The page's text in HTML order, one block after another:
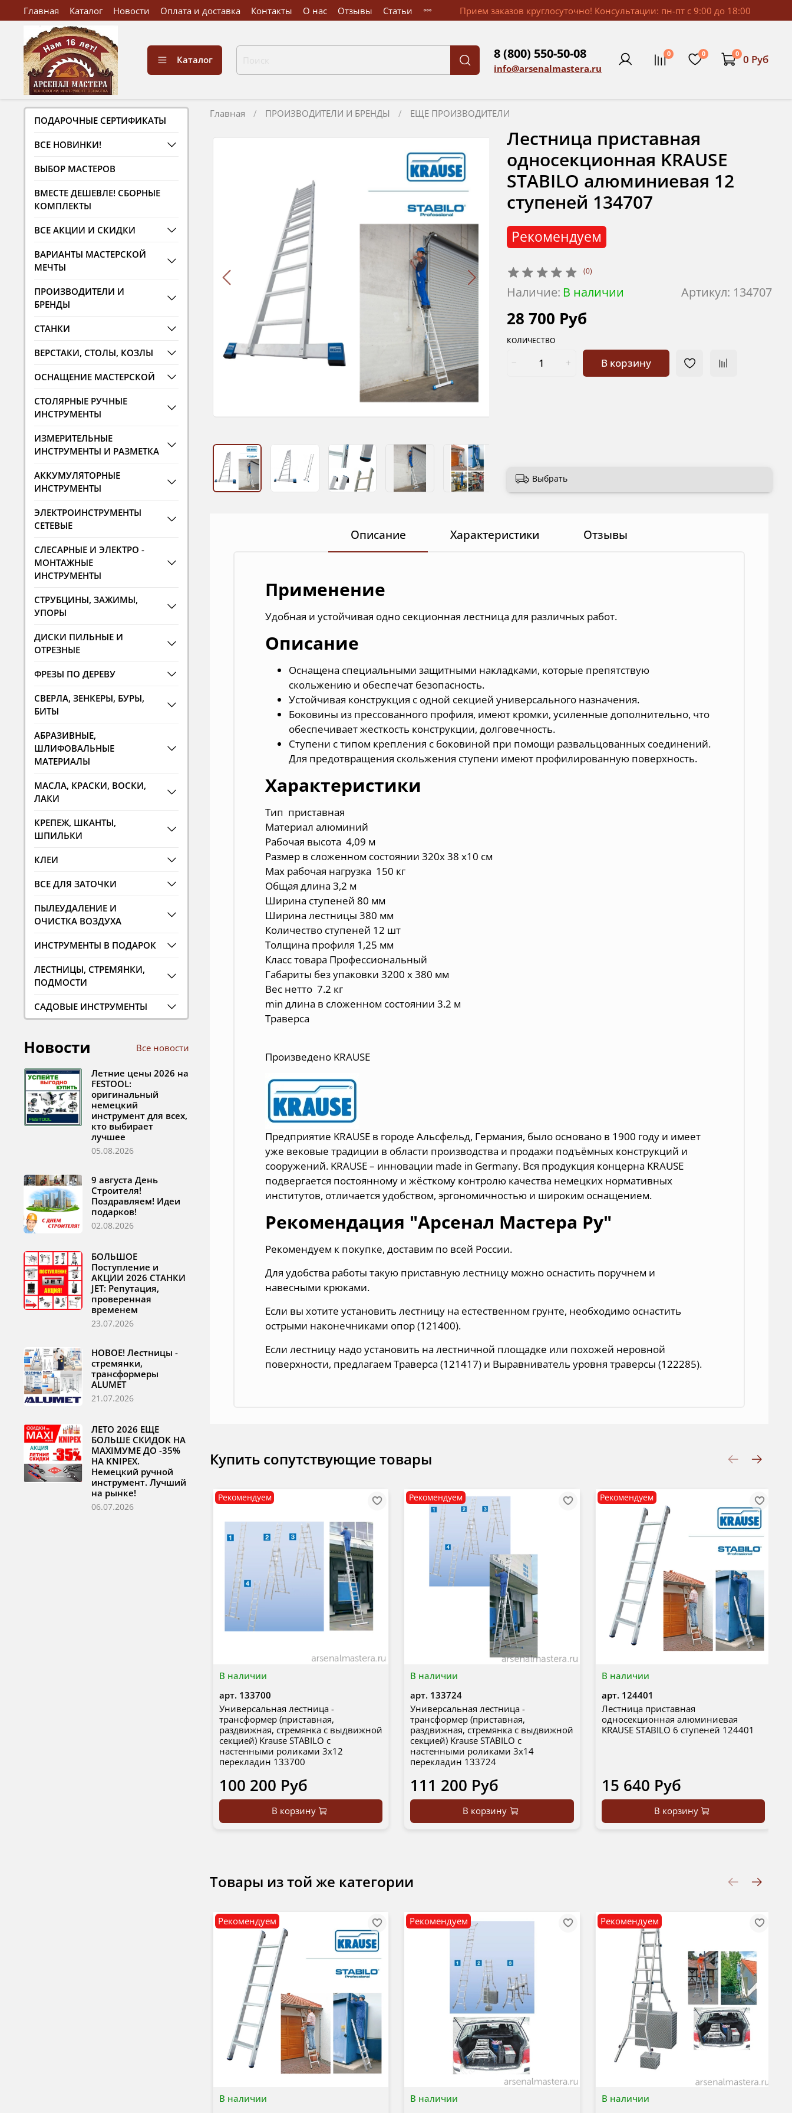
Главная Каталог Новости Оплата и доставка Контакты О нас Отзывы Статьи Прием заказов круглосуточно! Консультации: пн-пт с 9:00 до 18:00
Каталог 8 (800) 550-50-08
info@arsenalmastera.ru
0 0 0 0 Руб
Главная ПРОИЗВОДИТЕЛИ И БРЕНДЫ ЕЩЕ ПРОИЗВОДИТЕЛИ
(0)
Артикул: 134707
Наличие: В наличии
Рекомендуем
Лестница приставная
односекционная KRAUSE
STABILO алюминиевая 12
ступеней 134707
28 700 Руб
КОЛИЧЕСТВО
В корзину
Выбрать
Описание Характеристики Отзывы
Применение
Удобная и устойчивая одно секционная лестница для различных работ.
Описание
Оснащена специальными защитными накладками, которые препятствую
скольжению и обеспечат безопасность.
Устойчивая конструкция с одной секцией универсального назначения.
Боковины из прессованного профиля, имеют кромки, усиленные дополнительно, что
обеспечивает жесткость конструкции, долговечность.
Ступени с типом крепления с боковиной при помощи развальцованных соединений.
Для предотвращения скольжения ступени имеют профилированную поверхность.
Характеристики
Тип приставная
Материал алюминий
Рабочая высота 4,09 м
Размер в сложенном состоянии 320х 38 х10 см
Max рабочая нагрузка 150 кг
Общая длина 3,2 м
Ширина ступеней 80 мм
Ширина лестницы 380 мм
Количество ступеней 12 шт
Толщина профиля 1,25 мм
Класс товара Профессиональный
Габариты без упаковки 3200 х 380 мм
Вес нетто 7.2 кг
min длина в сложенном состоянии 3.2 м
Траверса
Произведено KRAUSE
Предприятие KRAUSE в городе Альсфельд, Германия, было основано в 1900 году и имеет
уже вековые традиции в области производства и продажи подъёмных конструкций и
сооружений. KRAUSE – инновации made in Germany. Вся продукция концерна KRAUSE
подвергается постоянному и жёсткому контролю качества немецких нормативных
институтов, отличается удобством, эргономичностью и широким оснащением.
Рекомендация "Арсенал Мастера Ру"
Рекомендуем к покупке, доставим по всей России.
Для удобства работы такую приставную лестницу можно оснастить поручнем и
навесными крюками.
Если вы хотите установить лестницу на естественном грунте, необходимо оснастить
острыми наконечниками опор (121400).
Если лестницу надо установить на лестничной площадке или похожей неровной
поверхности, предлагаем Траверса (121417) и Выравниватель уровня траверсы (122285).
Купить сопутствующие товары
В наличии
Рекомендуем
арт. 133700
Универсальная лестница -
трансформер (приставная,
раздвижная, стремянка с выдвижной
секцией) Krause STABILO с
настенными роликами 3х12
перекладин 133700
100 200 Руб
В корзину
В наличии
Рекомендуем
арт. 133724
Универсальная лестница -
трансформер (приставная,
раздвижная, стремянка с выдвижной
секцией) Krause STABILO с
настенными роликами 3х14
перекладин 133724
111 200 Руб
В корзину
В наличии
Рекомендуем
арт. 124401
Лестница приставная
односекционная алюминиевая
KRAUSE STABILO 6 ступеней 124401
15 640 Руб
В корзину
Товары из той же категории
В наличии
Рекомендуем
В наличии
Рекомендуем
В наличии
Рекомендуем
ПОДАРОЧНЫЕ СЕРТИФИКАТЫ
ВСЕ НОВИНКИ!
ВЫБОР МАСТЕРОВ
ВМЕСТЕ ДЕШЕВЛЕ! СБОРНЫЕ
КОМПЛЕКТЫ
ВСЕ АКЦИИ И СКИДКИ
ВАРИАНТЫ МАСТЕРСКОЙ
МЕЧТЫ
ПРОИЗВОДИТЕЛИ И
БРЕНДЫ
СТАНКИ
ВЕРСТАКИ, СТОЛЫ, КОЗЛЫ
ОСНАЩЕНИЕ МАСТЕРСКОЙ
СТОЛЯРНЫЕ РУЧНЫЕ
ИНСТРУМЕНТЫ
ИЗМЕРИТЕЛЬНЫЕ
ИНСТРУМЕНТЫ И РАЗМЕТКА
АККУМУЛЯТОРНЫЕ
ИНСТРУМЕНТЫ
ЭЛЕКТРОИНСТРУМЕНТЫ
СЕТЕВЫЕ
СЛЕСАРНЫЕ И ЭЛЕКТРО -
МОНТАЖНЫЕ
ИНСТРУМЕНТЫ
СТРУБЦИНЫ, ЗАЖИМЫ,
УПОРЫ
ДИСКИ ПИЛЬНЫЕ И
ОТРЕЗНЫЕ
ФРЕЗЫ ПО ДЕРЕВУ
СВЕРЛА, ЗЕНКЕРЫ, БУРЫ,
БИТЫ
АБРАЗИВНЫЕ,
ШЛИФОВАЛЬНЫЕ
МАТЕРИАЛЫ
МАСЛА, КРАСКИ, ВОСКИ,
ЛАКИ
КРЕПЕЖ, ШКАНТЫ,
ШПИЛЬКИ
КЛЕИ
ВСЕ ДЛЯ ЗАТОЧКИ
ПЫЛЕУДАЛЕНИЕ И
ОЧИСТКА ВОЗДУХА
ИНСТРУМЕНТЫ В ПОДАРОК
ЛЕСТНИЦЫ, СТРЕМЯНКИ,
ПОДМОСТИ
САДОВЫЕ ИНСТРУМЕНТЫ
Новости Все новости
Летние цены 2026 на
FESTOOL:
оригинальный
немецкий
инструмент для всех,
кто выбирает
лучшее
05.08.2026
9 августа День
Строителя!
Поздравляем! Идеи
подарков!
02.08.2026
БОЛЬШОЕ
Поступление и
АКЦИИ 2026 СТАНКИ
JET: Репутация,
проверенная
временем
23.07.2026
НОВОЕ! Лестницы -
стремянки,
трансформеры
ALUMET
21.07.2026
ЛЕТО 2026 ЕЩЕ
БОЛЬШЕ СКИДОК НА
MAXIМУМЕ ДО -35%
НА KNIPEX.
Немецкий ручной
инструмент. Лучший
на рынке!
06.07.2026